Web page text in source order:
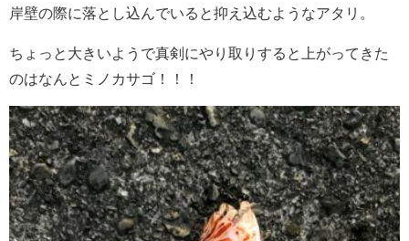
岸壁の際に落とし込んでいると抑え込むようなアタリ。
ちょっと大きいようで真剣にやり取りすると上がってきた
のはなんとミノカサゴ！！！